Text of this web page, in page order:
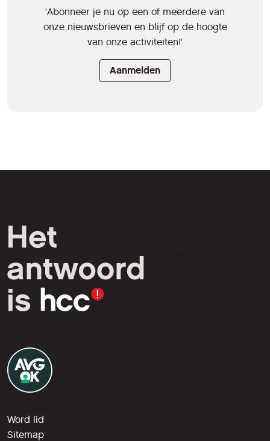
'Abonneer je nu op een of meerdere van
onze nieuwsbrieven en blijf op de hoogte
van onze activiteiten!'
Aanmelden
liefhebbers.
Word lid
Sitemap